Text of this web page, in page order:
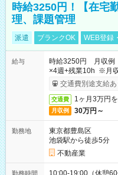
時給3250円！【在宅
理、課題管理
派遣 ブランクOK WEB登録
給与
時給3250円 月収例
×4週+残業10h ※月収
交通費別途支給あ
交通費 1ヶ月3万円
月収例 30万円～
勤務地
東京都豊島区
池袋駅から徒歩5分
不動産業
勤務時間 10:00-19:00（休憩